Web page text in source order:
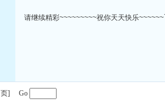
请继续精彩~~~~~~~~~祝你天天快乐
页] Go